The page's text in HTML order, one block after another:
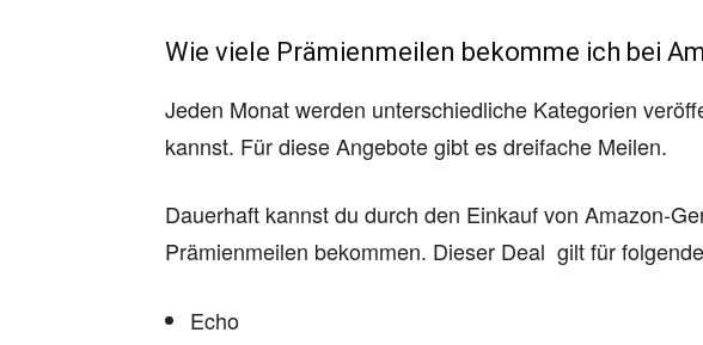
Wie viele Prämienmeilen bekomme ich bei
Jeden Monat werden unterschiedliche Kategorien
kannst. Für diese Angebote gibt es dreifache Meilen.
Dauerhaft kannst du durch den Einkauf von Amazon-
Prämienmeilen bekommen. Dieser Deal gilt für
Echo